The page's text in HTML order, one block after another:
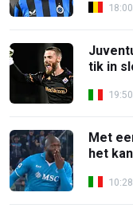
18:00
tik in
19:50
Met
het
10:28